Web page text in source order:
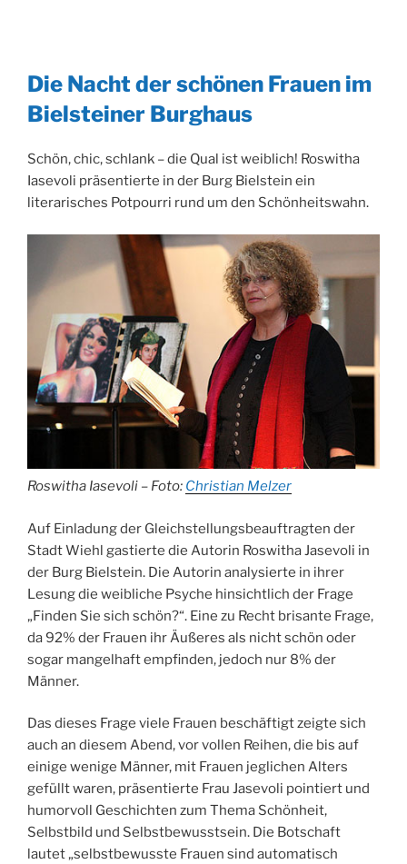
Die Nacht der schönen Frauen im
Bielsteiner Burghaus
Schön, chic, schlank – die Qual ist weiblich! Roswitha
Iasevoli präsentierte in der Burg Bielstein ein
literarisches Potpourri rund um den Schönheitswahn.
Roswitha Iasevoli – Foto: Christian Melzer
Auf Einladung der Gleichstellungsbeauftragten der
Stadt Wiehl gastierte die Autorin Roswitha Jasevoli in
der Burg Bielstein. Die Autorin analysierte in ihrer
Lesung die weibliche Psyche hinsichtlich der Frage
„Finden Sie sich schön?“. Eine zu Recht brisante Frage,
da 92% der Frauen ihr Äußeres als nicht schön oder
sogar mangelhaft empfinden, jedoch nur 8% der
Männer.
Das dieses Frage viele Frauen beschäftigt zeigte sich
auch an diesem Abend, vor vollen Reihen, die bis auf
einige wenige Männer, mit Frauen jeglichen Alters
gefüllt waren, präsentierte Frau Jasevoli pointiert und
humorvoll Geschichten zum Thema Schönheit,
Selbstbild und Selbstbewusstsein. Die Botschaft
lautet „selbstbewusste Frauen sind automatisch